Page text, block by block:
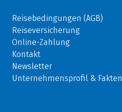
Reisebedingungen (AGB)
Reiseversicherung
Online-Zahlung
Kontakt
Newsletter
Unternehmensprofil & Fakten